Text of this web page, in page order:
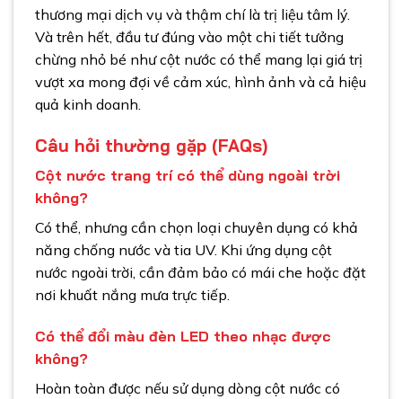
thương mại dịch vụ và thậm chí là trị liệu tâm lý.
Và trên hết, đầu tư đúng vào một chi tiết tưởng
chừng nhỏ bé như cột nước có thể mang lại giá trị
vượt xa mong đợi về cảm xúc, hình ảnh và cả hiệu
quả kinh doanh.
Câu hỏi thường gặp (FAQs)
Cột nước trang trí có thể dùng ngoài trời
không?
Có thể, nhưng cần chọn loại chuyên dụng có khả
năng chống nước và tia UV. Khi ứng dụng cột
nước ngoài trời, cần đảm bảo có mái che hoặc đặt
nơi khuất nắng mưa trực tiếp.
Có thể đổi màu đèn LED theo nhạc được
không?
Hoàn toàn được nếu sử dụng dòng cột nước có